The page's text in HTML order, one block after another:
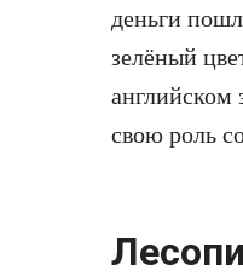
деньги
зелёный
английском
свою роль